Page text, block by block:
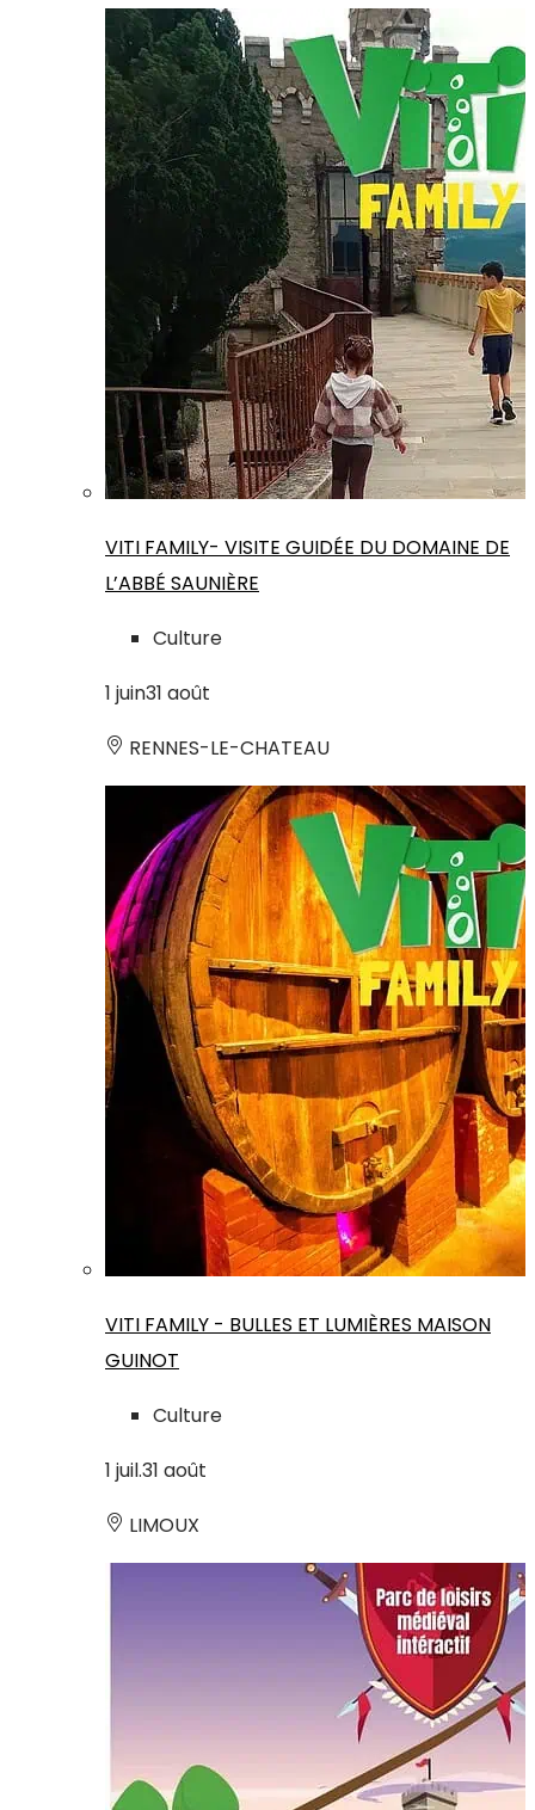
VITI FAMILY- VISITE GUIDÉE DU DOMAINE DE
L’ABBÉ SAUNIÈRE
Culture
1 juin31 août
RENNES-LE-CHATEAU
VITI FAMILY - BULLES ET LUMIÈRES MAISON
GUINOT
Culture
1 juil.31 août
LIMOUX